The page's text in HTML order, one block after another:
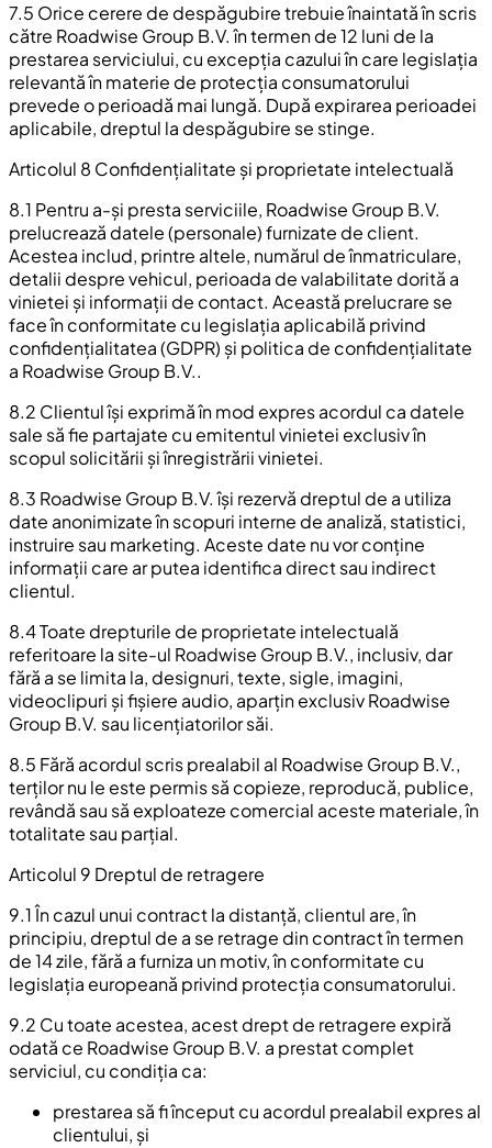
7.5 Orice cerere de despăgubire trebuie înaintată în scris
către Roadwise Group B.V. în termen de 12 luni de la
prestarea serviciului, cu excepția cazului în care legislația
relevantă în materie de protecția consumatorului
prevede o perioadă mai lungă. După expirarea perioadei
aplicabile, dreptul la despăgubire se stinge.
Articolul 8 Confidențialitate și proprietate intelectuală
8.1 Pentru a-și presta serviciile, Roadwise Group B.V.
prelucrează datele (personale) furnizate de client.
Acestea includ, printre altele, numărul de înmatriculare,
detalii despre vehicul, perioada de valabilitate dorită a
vinietei și informații de contact. Această prelucrare se
face în conformitate cu legislația aplicabilă privind
confidențialitatea (GDPR) și politica de confidențialitate
a Roadwise Group B.V..
8.2 Clientul își exprimă în mod expres acordul ca datele
sale să fie partajate cu emitentul vinietei exclusiv în
scopul solicitării și înregistrării vinietei.
8.3 Roadwise Group B.V. își rezervă dreptul de a utiliza
date anonimizate în scopuri interne de analiză, statistici,
instruire sau marketing. Aceste date nu vor conține
informații care ar putea identifica direct sau indirect
clientul.
8.4 Toate drepturile de proprietate intelectuală
referitoare la site-ul Roadwise Group B.V., inclusiv, dar
fără a se limita la, designuri, texte, sigle, imagini,
videoclipuri și fișiere audio, aparțin exclusiv Roadwise
Group B.V. sau licențiatorilor săi.
8.5 Fără acordul scris prealabil al Roadwise Group B.V.,
terților nu le este permis să copieze, reproducă, publice,
revândă sau să exploateze comercial aceste materiale, în
totalitate sau parțial.
Articolul 9 Dreptul de retragere
9.1 În cazul unui contract la distanță, clientul are, în
principiu, dreptul de a se retrage din contract în termen
de 14 zile, fără a furniza un motiv, în conformitate cu
legislația europeană privind protecția consumatorului.
9.2 Cu toate acestea, acest drept de retragere expiră
odată ce Roadwise Group B.V. a prestat complet
serviciul, cu condiția ca:
prestarea să fi început cu acordul prealabil expres al
clientului, și